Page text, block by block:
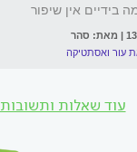
עור ואסתטיקה
עוד שאלות ותשובות